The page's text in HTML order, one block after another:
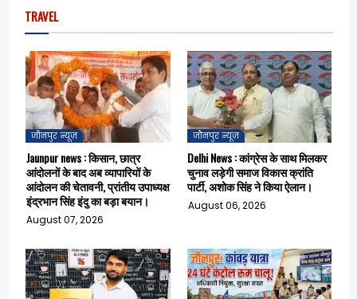
TRAVEL
जौनपुर न्यूज़
Jaunpur news : किसान, छात्र
आंदोलनों के बाद अब व्यापारियों के
आंदोलन की चेतावनी, प्रांतीय उपाध्यक्ष
इंद्रभान सिंह इंदु का बड़ा बयान।
August 07, 2026
जौनपुर न्यूज़
Delhi News : कांग्रेस के साथ मिलकर
चुनाव लड़ेगी समाज विकास क्रांति
पार्टी, अशोक सिंह ने किया ऐलान।
August 06, 2026